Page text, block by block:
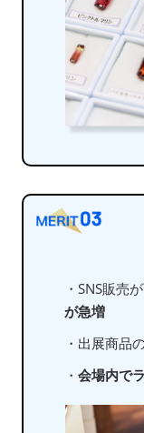
・SNS販売
が急増
・出展商品
・ 会場内で